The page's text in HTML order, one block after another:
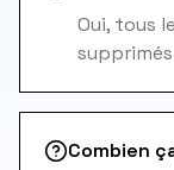
Oui, tous
Combien